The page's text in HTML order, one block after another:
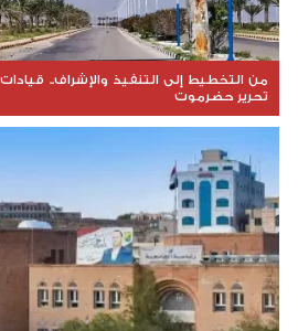
من التخطيط إلى التنفيذ والإشراف..
تحرير حضرموت